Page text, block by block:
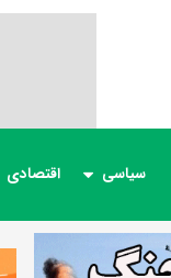
سیاسی اقتصادی